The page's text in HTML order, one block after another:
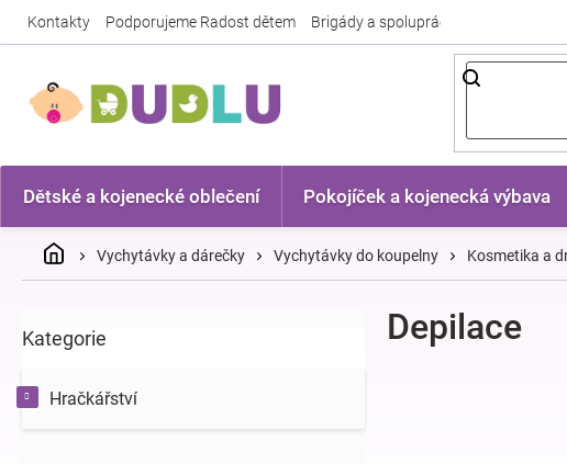
Kontakty Podporujeme Radost dětem Brigády a spolupráce
Dětské a kojenecké oblečení Pokojíček a kojenecká výbava
DomůVychytávky a dárečky Vychytávky do koupelny Kosmetika a
o
t
r
Přeskočit
Kategorie
Hračkářství
Depilace